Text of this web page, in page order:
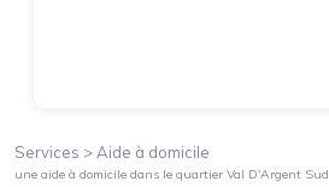
Services >Aide à domicile
une aide à domicile dans le quartierVal D'Argent Sud